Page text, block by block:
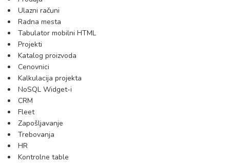
Ulazni računi
Radna mesta
Tabulator mobilni HTML
Projekti
Katalog proizvoda
Cenovnici
Kalkulacija projekta
NoSQL Widget-i
CRM
Fleet
Zapošljavanje
Trebovanja
HR
Kontrolne table